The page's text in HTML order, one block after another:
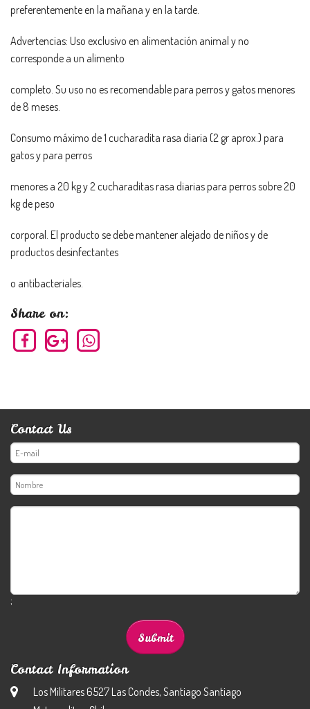
preferentemente en la mañana y en la tarde.
Advertencias: Uso exclusivo en alimentación animal y no
corresponde a un alimento
completo. Su uso no es recomendable para perros y gatos menores
de 8 meses.
Consumo máximo de 1 cucharadita rasa diaria (2 gr aprox.) para
gatos y para perros
menores a 20 kg y 2 cucharaditas rasa diarias para perros sobre 20
kg de peso
corporal. El producto se debe mantener alejado de niños y de
productos desinfectantes
o antibacteriales.
Share on:
Contact Us
;
Contact Information
Los Militares 6527 Las Condes, Santiago Santiago